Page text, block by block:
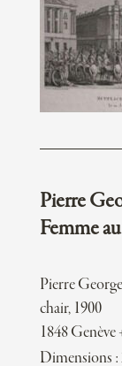
Pierre
Femme
Pierre
chair, 1900
1848 Genève
Dimensions :